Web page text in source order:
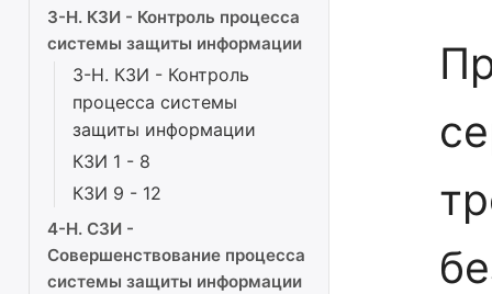
3-Н. КЗИ - Контроль процесса
системы защиты информации
3-Н. КЗИ - Контроль
процесса системы
защиты информации
КЗИ 1 - 8
КЗИ 9 - 12
4-Н. СЗИ -
Совершенствование процесса
системы защиты информации